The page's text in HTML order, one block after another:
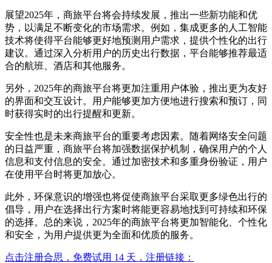
展望2025年，商旅平台将会持续发展，推出一些新功能和优
势，以满足不断变化的市场需求。例如，集成更多的人工智能
技术将使得平台能够更好地预测用户需求，提供个性化的出行
建议。通过深入分析用户的历史出行数据，平台能够推荐最适
合的航班、酒店和其他服务。
另外，2025年的商旅平台将更加注重用户体验，推出更为友好
的界面和交互设计。用户能够更加方便地进行搜索和预订，同
时获得实时的出行提醒和更新。
安全性也是未来商旅平台的重要考虑因素。随着网络安全问题
的日益严重，商旅平台将加强数据保护机制，确保用户的个人
信息和支付信息的安全。通过加密技术和多重身份验证，用户
在使用平台时将更加放心。
此外，环保意识的增强也将促使商旅平台采取更多绿色出行的
倡导，用户在选择出行方案时将能更容易地找到可持续和环保
的选择。总的来说，2025年的商旅平台将更加智能化、个性化
和安全，为用户提供更为全面和优质的服务。
点击注册合思，免费试用 14 天，注册链接：